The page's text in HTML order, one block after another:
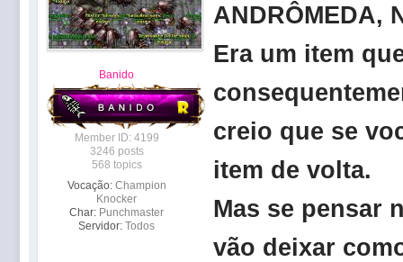
Banido
Member ID: 4199
3246 posts
568 topics
Vocação: Champion
Knocker
Char: Punchmaster
Servidor: Todos
ANDRÔMEDA,
Era um item
creio que se
item de volta.
Mas se pensar
vão deixar